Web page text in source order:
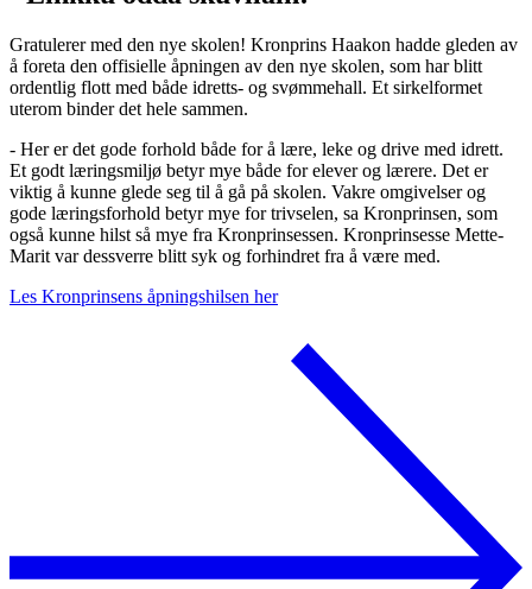
Gratulerer med den nye skolen! Kronprins Haakon hadde gleden av
å foreta den offisielle åpningen av den nye skolen, som har blitt
ordentlig flott med både idretts- og svømmehall. Et sirkelformet
uterom binder det hele sammen.
- Her er det gode forhold både for å lære, leke og drive med idrett.
Et godt læringsmiljø betyr mye både for elever og lærere. Det er
viktig å kunne glede seg til å gå på skolen. Vakre omgivelser og
gode læringsforhold betyr mye for trivselen, sa Kronprinsen, som
også kunne hilst så mye fra Kronprinsessen. Kronprinsesse Mette-
Marit var dessverre blitt syk og forhindret fra å være med.
Les Kronprinsens åpningshilsen her